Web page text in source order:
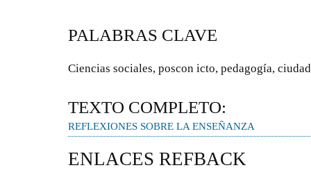
PALABRAS CLAVE
Ciencias sociales, poscon icto, pedagogía,
TEXTO COMPLETO:
REFLEXIONES SOBRE LA ENSEÑANZA
ENLACES REFBACK